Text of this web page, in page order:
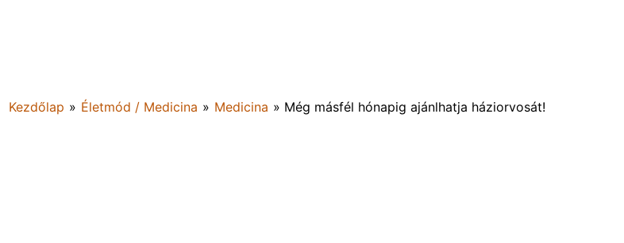
Kezdőlap » Életmód / Medicina » Medicina » Még másfél hónapig ajánlhatja háziorvosát!